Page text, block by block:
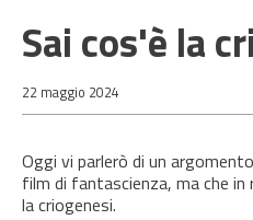
Sai cos'è la
22 maggio 2024
Oggi vi parlerò di un
film di fantascienza, ma che
la criogenesi.